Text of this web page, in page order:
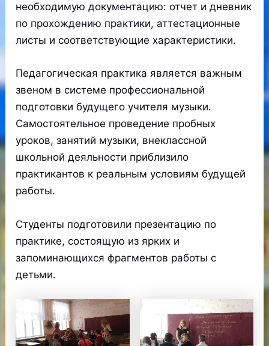
необходимую документацию: отчет и дневник
по прохождению практики, аттестационные
листы и соответствующие характеристики.
Педагогическая практика является важным
звеном в системе профессиональной
подготовки будущего учителя музыки.
Самостоятельное проведение пробных
уроков, занятий музыки, внеклассной
школьной деяльности приблизило
практикантов к реальным условиям будущей
работы.
Студенты подготовили презентацию по
практике, состоящую из ярких и
запоминающихся фрагментов работы с
детьми.